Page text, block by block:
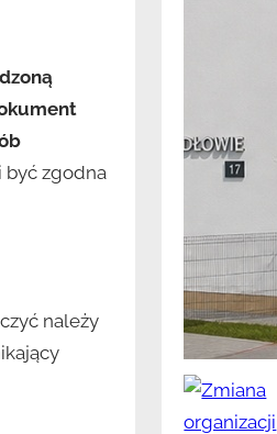
być zgodna
należy